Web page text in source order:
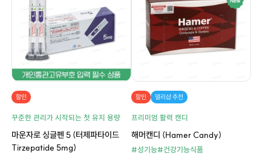
할인
꾸준한 관리가 시작되는 첫 유지 용량
마운자로 싱글펜 5 (터제파타이드
Tirzepatide 5mg)
할인 델리샵 추천
프리미엄 활력 캔디
해머캔디 (Hamer Candy)
#성기능#건강기능식품